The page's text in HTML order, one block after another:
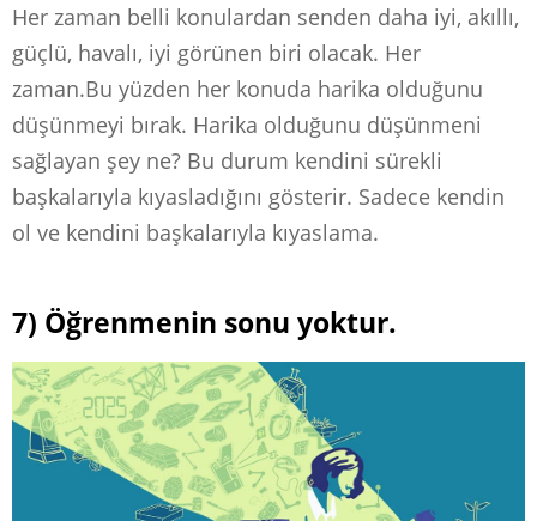
Her zaman belli konulardan senden daha iyi, akıllı,
güçlü, havalı, iyi görünen biri olacak. Her
zaman.Bu yüzden her konuda harika olduğunu
düşünmeyi bırak. Harika olduğunu düşünmeni
sağlayan şey ne? Bu durum kendini sürekli
başkalarıyla kıyasladığını gösterir. Sadece kendin
ol ve kendini başkalarıyla kıyaslama.
7) Öğrenmenin sonu yoktur.